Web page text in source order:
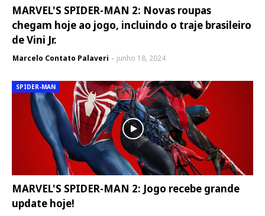
MARVEL'S SPIDER-MAN 2: Novas roupas
chegam hoje ao jogo, incluindo o traje brasileiro
de Vini Jr.
Marcelo Contato Palaveri junho 18, 2024
SPIDER-MAN
MARVEL'S SPIDER-MAN 2: Jogo recebe grande
update hoje!